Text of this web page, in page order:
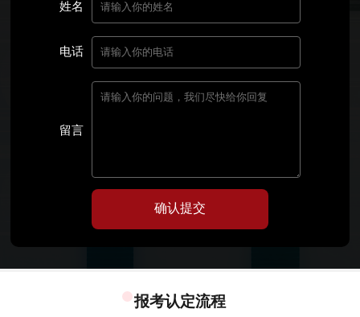
姓名
电话
留言
确认提交
报考认定流程